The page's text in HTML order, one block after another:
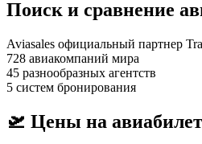
Поиск и сравнение
Aviasales официальный партнер
728 авиакомпаний мира
45 разнообразных агентств
5 систем бронирования
🛫 Цены на